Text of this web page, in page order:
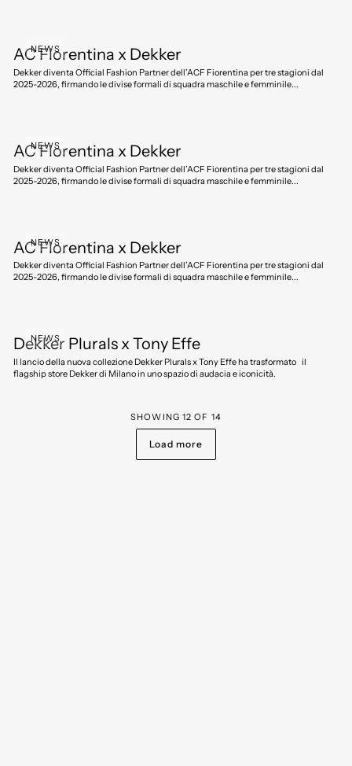
NEWS
AC Fiorentina x Dekker
Dekker diventa Official Fashion Partner dell’ACF Fiorentina per tre stagioni dal
2025-2026, firmando le divise formali di squadra maschile e femminile...
NEWS
AC Fiorentina x Dekker
Dekker diventa Official Fashion Partner dell’ACF Fiorentina per tre stagioni dal
2025-2026, firmando le divise formali di squadra maschile e femminile...
NEWS
AC Fiorentina x Dekker
Dekker diventa Official Fashion Partner dell’ACF Fiorentina per tre stagioni dal
2025-2026, firmando le divise formali di squadra maschile e femminile...
NEWS
Dekker Plurals x Tony Effe
Il lancio della nuova collezione Dekker Plurals x Tony Effe ha trasformato il
flagship store Dekker di Milano in uno spazio di audacia e iconicità.
SHOWING 12 OF 14
Load more